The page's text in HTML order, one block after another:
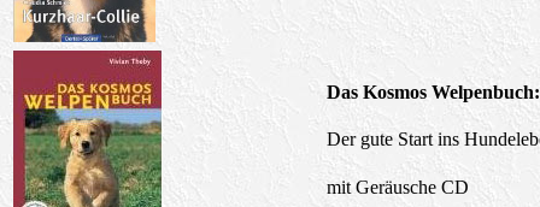
Das Kosmos Welpenbuch:
Der gute Start ins
mit Geräusche CD